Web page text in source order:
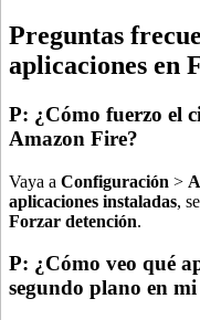
Preguntas
aplicaciones en
P: ¿Cómo fuerzo el
Amazon Fire?
Vaya a Configuración >
aplicaciones instaladas,
Forzar detención.
P: ¿Cómo veo qué
segundo plano en